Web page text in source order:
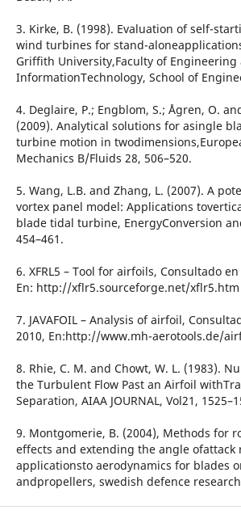
3. Kirke, B. (1998). Evaluation of self-
wind turbines for stand-
Griffith University,Faculty of Engineering
InformationTechnology, School of
4. Deglaire, P.; Engblom, S.; Ågren, O.
(2009). Analytical solutions for asingle
turbine motion in
Mechanics B/Fluids 28, 506–520.
5. Wang, L.B. and Zhang, L. (2007). A
vortex panel model: Applications
blade tidal turbine, EnergyConversion
454–461.
6. XFRL5 – Tool for airfoils, Consultado
En: http://xflr5.sourceforge.net/xflr5.htm
7. JAVAFOIL – Analysis of airfoil,
2010, En:http://www.mh-aerotools.de/
8. Rhie, C. M. and Chowt, W. L. (1983).
the Turbulent Flow Past an Airfoil
Separation, AIAA JOURNAL, Vol21,
9. Montgomerie, B. (2004), Methods for
effects and extending the angle ofattack
applicationsto aerodynamics for blades
andpropellers, swedish defence